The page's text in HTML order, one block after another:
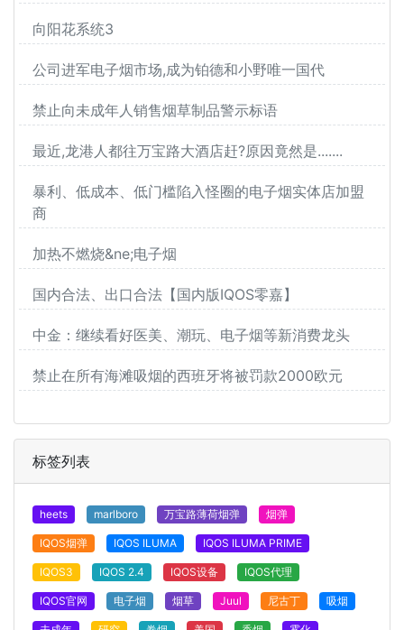
向阳花系统3
公司进军电子烟市场,成为铂德和小野唯一国代
禁止向未成年人销售烟草制品警示标语
最近,龙港人都往万宝路大酒店赶?原因竟然是.......
暴利、低成本、低门槛陷入怪圈的电子烟实体店加盟
商
加热不燃烧&ne;电子烟
国内合法、出口合法【国内版IQOS零嘉】
中金：继续看好医美、潮玩、电子烟等新消费龙头
禁止在所有海滩吸烟的西班牙将被罚款2000欧元
标签列表
heets marlboro 万宝路薄荷烟弹 烟弹
IQOS烟弹 IQOS ILUMA IQOS ILUMA PRIME
IQOS3 IQOS 2.4 IQOS设备 IQOS代理
IQOS官网 电子烟 烟草 Juul 尼古丁 吸烟